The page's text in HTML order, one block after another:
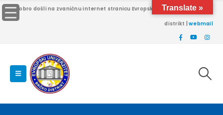
Dobro došli na zvaničnu internet stranicu Evropskog univerziteta Brčko
distrikt |webmail
Translate »